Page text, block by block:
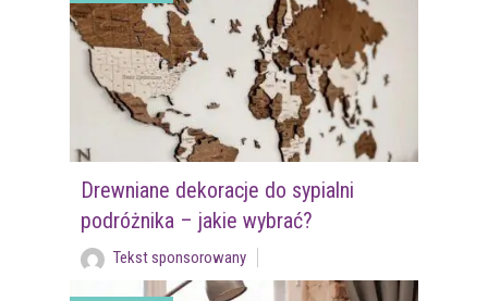
Drewniane dekoracje do sypialni
podróżnika – jakie wybrać?
Tekst sponsorowany